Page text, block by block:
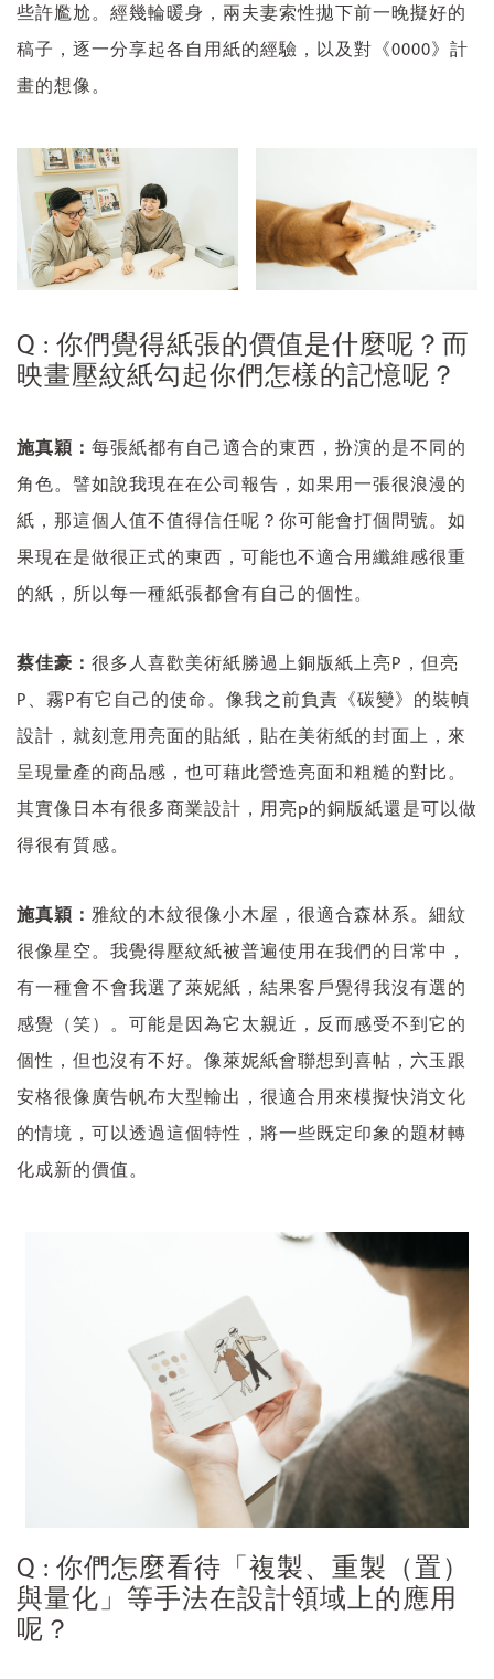
些許尷尬。經幾輪暖身，兩夫妻索性拋下前一晚擬好的
稿子，逐一分享起各自用紙的經驗，以及對《0000》計
畫的想像。
Q : 你們覺得紙張的價值是什麼呢？而
映畫壓紋紙勾起你們怎樣的記憶呢？
施真穎： 每張紙都有自己適合的東西，扮演的是不同的
角色。譬如說我現在在公司報告，如果用一張很浪漫的
紙，那這個人值不值得信任呢？你可能會打個問號。如
果現在是做很正式的東西，可能也不適合用纖維感很重
的紙，所以每一種紙張都會有自己的個性。
蔡佳豪： 很多人喜歡美術紙勝過上銅版紙上亮P，但亮
P、霧P有它自己的使命。像我之前負責《碳變》的裝幀
設計，就刻意用亮面的貼紙，貼在美術紙的封面上，來
呈現量產的商品感，也可藉此營造亮面和粗糙的對比。
其實像日本有很多商業設計，用亮p的銅版紙還是可以做
得很有質感。
施真穎： 雅紋的木紋很像小木屋，很適合森林系。細紋
很像星空。我覺得壓紋紙被普遍使用在我們的日常中，
有一種會不會我選了萊妮紙，結果客戶覺得我沒有選的
感覺（笑）。可能是因為它太親近，反而感受不到它的
個性，但也沒有不好。像萊妮紙會聯想到喜帖，六玉跟
安格很像廣告帆布大型輸出，很適合用來模擬快消文化
的情境，可以透過這個特性，將一些既定印象的題材轉
化成新的價值。
Q : 你們怎麼看待「複製、重製（置）
與量化」等手法在設計領域上的應用
呢？